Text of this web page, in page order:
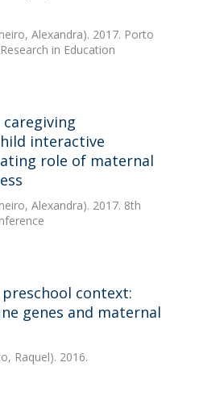
Alexandra). 2017. Porto
in Education
interactive
role of maternal
Alexandra). 2017. 8th
context:
genes and maternal
Raquel). 2016.